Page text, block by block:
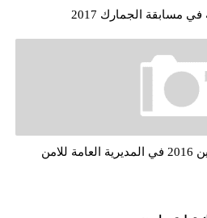
الجمارك 2017
توظيف المستخدمين الشبهيين 2016 في المديرية العامة للامن